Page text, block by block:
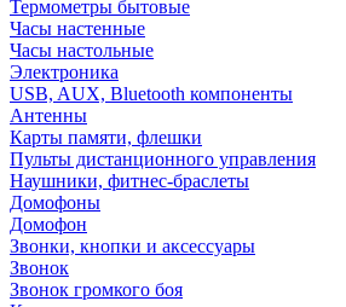
Термометры бытовые
Часы настенные
Часы настольные
Электроника
USB, AUX, Bluetooth компоненты
Антенны
Карты памяти, флешки
Пульты дистанционного управления
Наушники, фитнес-браслеты
Домофоны
Домофон
Звонки, кнопки и аксессуары
Звонок
Звонок громкого боя